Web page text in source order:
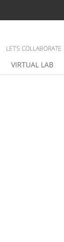
VIRTUAL LAB
LET’S COLLABORATE